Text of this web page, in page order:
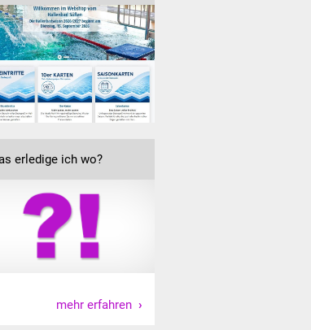
erledige ich wo?
mehr erfahren